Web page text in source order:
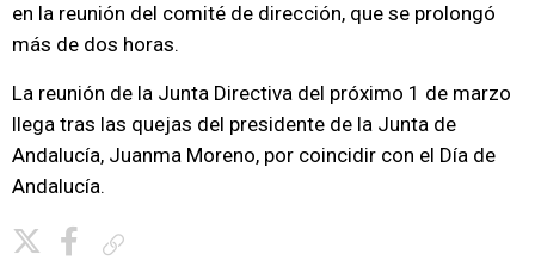
en la reunión del comité de dirección, que se prolongó
más de dos horas.
La reunión de la Junta Directiva del próximo 1 de marzo
llega tras las quejas del presidente de la Junta de
Andalucía, Juanma Moreno, por coincidir con el Día de
Andalucía.